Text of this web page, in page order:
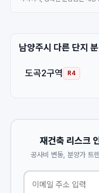
남양주시 다른 단지
도곡2구역 R4
재건축 리스크
공사비 변동, 분양가 트